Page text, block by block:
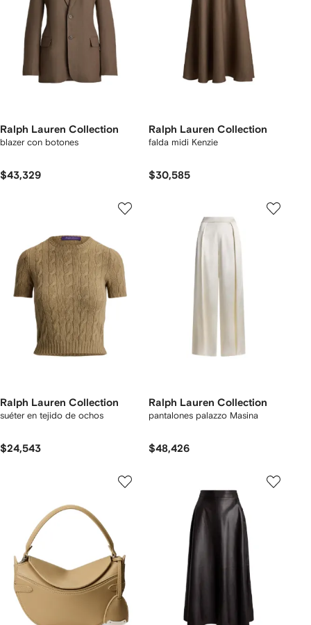
Ralph Lauren Collection
blazer con botones
$43,329
Ralph Lauren Collection
falda midi Kenzie
$30,585
Ralph Lauren Collection
suéter en tejido de ochos
$24,543
Ralph Lauren Collection
pantalones palazzo Masina
$48,426